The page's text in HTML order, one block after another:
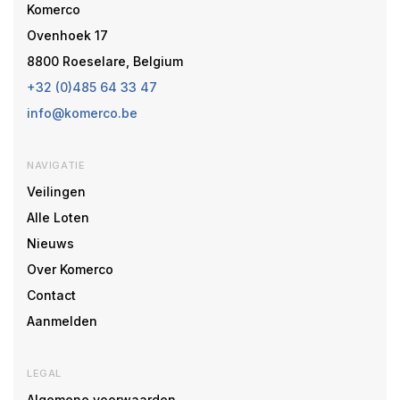
Komerco
Ovenhoek 17
8800 Roeselare, Belgium
+32 (0)485 64 33 47
info@komerco.be
NAVIGATIE
Veilingen
Alle Loten
Nieuws
Over Komerco
Contact
Aanmelden
LEGAL